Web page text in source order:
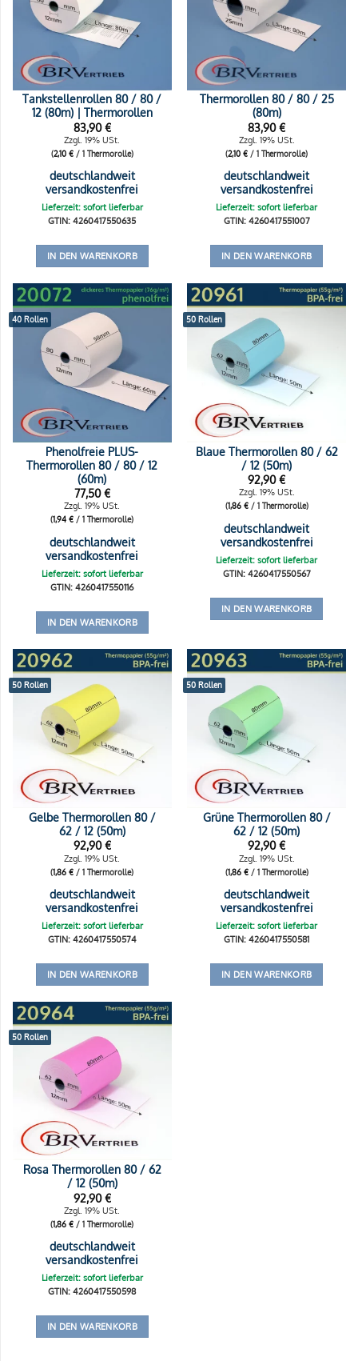
Tankstellenrollen 80 / 80 /
12 (80m) | Thermorollen
83,90€
Zzgl. 19% USt.
(2,10 €/ 1 Thermorolle)
deutschlandweit
versandkostenfrei
Lieferzeit: sofort lieferbar
GTIN: 4260417550635
IN DEN WARENKORB
Thermorollen 80 / 80 / 25
(80m)
83,90€
Zzgl. 19% USt.
(2,10€ / 1 Thermorolle)
deutschlandweit
versandkostenfrei
Lieferzeit: sofort lieferbar
GTIN: 4260417551007
IN DEN WARENKORB
40 Rollen
Phenolfreie PLUS-
Thermorollen 80 / 80 / 12
(60m)
77,50€
Zzgl. 19% USt.
(1,94€ / 1 Thermorolle)
deutschlandweit
versandkostenfrei
Lieferzeit: sofort lieferbar
GTIN: 4260417550116
IN DEN WARENKORB
50 Rollen
Blaue Thermorollen 80 / 62
/ 12 (50m)
92,90€
Zzgl. 19% USt.
(1,86 €/ 1 Thermorolle)
deutschlandweit
versandkostenfrei
Lieferzeit: sofort lieferbar
GTIN: 4260417550567
IN DEN WARENKORB
50 Rollen
Gelbe Thermorollen 80 /
62 / 12 (50m)
92,90€
Zzgl. 19% USt.
(1,86€ / 1 Thermorolle)
deutschlandweit
versandkostenfrei
Lieferzeit: sofort lieferbar
GTIN: 4260417550574
IN DEN WARENKORB
50 Rollen
Grüne Thermorollen 80 /
62 / 12 (50m)
92,90€
Zzgl. 19% USt.
(1,86 €/ 1 Thermorolle)
deutschlandweit
versandkostenfrei
Lieferzeit: sofort lieferbar
GTIN: 4260417550581
IN DEN WARENKORB
50 Rollen
Rosa Thermorollen 80 / 62
/ 12 (50m)
92,90€
Zzgl. 19% USt.
(1,86€ / 1 Thermorolle)
deutschlandweit
versandkostenfrei
Lieferzeit: sofort lieferbar
GTIN: 4260417550598
IN DEN WARENKORB